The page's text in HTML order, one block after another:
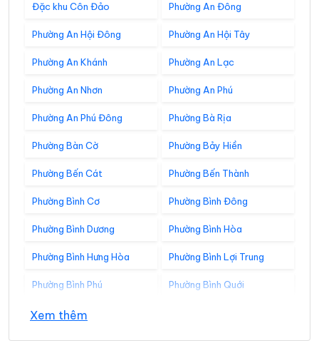
Đặc khu Côn Đảo Phường An Đông
Phường An Hội Đông Phường An Hội Tây
Phường An Khánh Phường An Lạc
Phường An Nhơn Phường An Phú
Phường An Phú Đông Phường Bà Rịa
Phường Bàn Cờ Phường Bảy Hiền
Phường Bến Cát Phường Bến Thành
Phường Bình Cơ Phường Bình Đông
Phường Bình Dương Phường Bình Hòa
Phường Bình Hưng Hòa Phường Bình Lợi Trung
Phường Bình Phú Phường Bình Quới
Phường Bình Tân
Phường Bình Thạnh Phường Bình Thới
Xem thêm